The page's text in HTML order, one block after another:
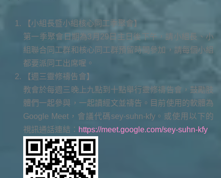
【小組長暨小組核心同工季聚會】
第一季聚會日期為3月29日主日後下午，請小組長、小
組聯合同工群和核心同工群預留時間參加，請每個小組
都要派同工出席喔。
【週三靈修禱告會】
教會於每週三晚上九點到十點舉行靈修禱告會，鼓勵肢
體們一起參與，一起讀經文並禱告。目前使用的軟體為
Google Meet，會議代碼sey-suhn-kfy。或使用以下的
視訊通話連結： https://meet.google.com/sey-suhn-kfy